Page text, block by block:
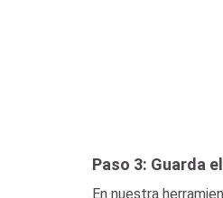
Paso 3: Guarda
En nuestra